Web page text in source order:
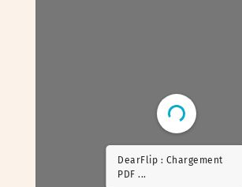
DearFlip : Chargement
PDF 5% ...